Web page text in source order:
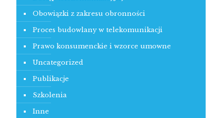
Obowiązki z zakresu obronności
Proces budowlany w telekomunikacji
Prawo konsumenckie i wzorce umowne
Uncategorized
Publikacje
Szkolenia
Inne